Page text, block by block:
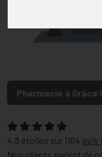
Pharmacie à Grâce
4.8 étoiles sur 1164 avis
Nos clients parlent de